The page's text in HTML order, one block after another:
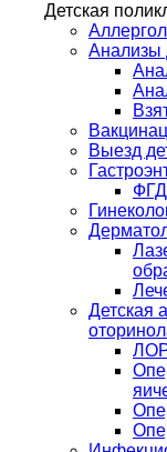
Детская
Анализы
Выезд
Детская